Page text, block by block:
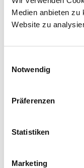
Medien anbieten zu
Website zu
Notwendig
Präferenzen
Statistiken
Marketing
beachten.
Bitte
können durch